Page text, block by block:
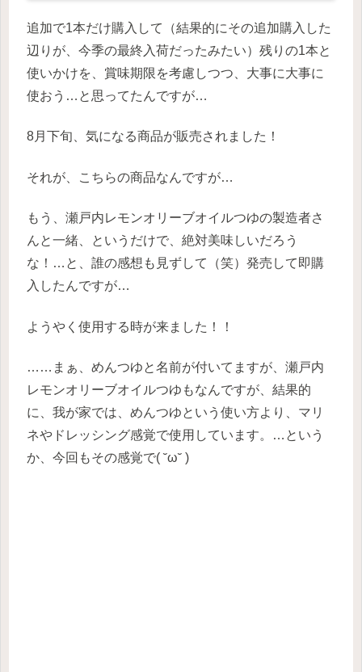
追加で1本だけ購入して（結果的にその追加購入した
辺りが、今季の最終入荷だったみたい）残りの1本と
使いかけを、賞味期限を考慮しつつ、大事に大事に
使おう…と思ってたんですが…
8月下旬、気になる商品が販売されました！
それが、こちらの商品なんですが…
もう、瀬戸内レモンオリーブオイルつゆの製造者さ
んと一緒、というだけで、絶対美味しいだろう
な！…と、誰の感想も見ずして（笑）発売して即購
入したんですが…
ようやく使用する時が来ました！！
……まぁ、めんつゆと名前が付いてますが、瀬戸内
レモンオリーブオイルつゆもなんですが、結果的
に、我が家では、めんつゆという使い方より、マリ
ネやドレッシング感覚で使用しています。…という
か、今回もその感覚で( ˘ω˘ )